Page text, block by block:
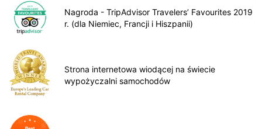
Nagroda - TripAdvisor Travelers’ Favourites 2019
r. (dla Niemiec, Francji i Hiszpanii)
Strona internetowa wiodącej na świecie
wypożyczalni samochodów